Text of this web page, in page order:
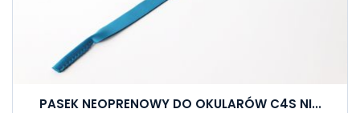
PASEK NEOPRENOWY DO OKULARÓW C4S NI...